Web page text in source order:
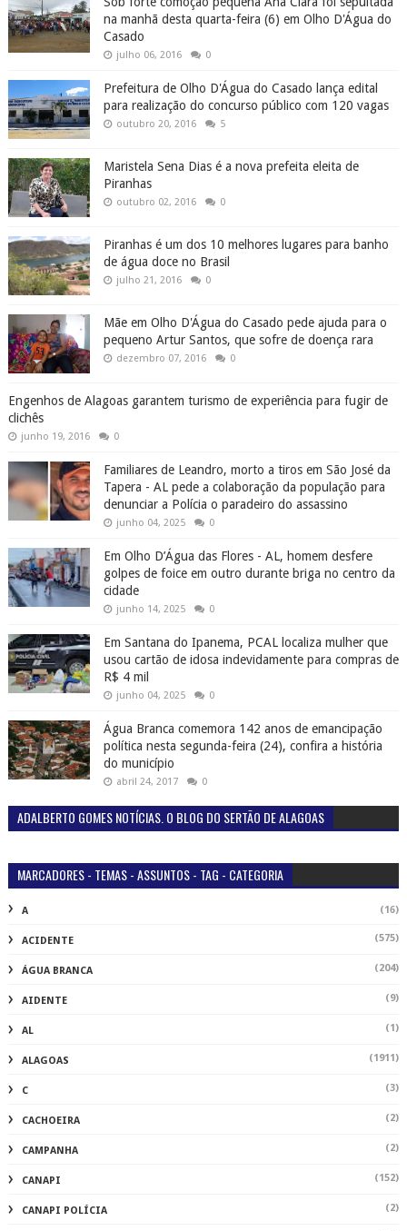
na manhã desta quarta-feira (6) em Olho D'Água do
Casado
julho 06, 2016 0
Prefeitura de Olho D'Água do Casado lança edital
para realização do concurso público com 120 vagas
outubro 20, 2016 5
Maristela Sena Dias é a nova prefeita eleita de
Piranhas
outubro 02, 2016 0
Piranhas é um dos 10 melhores lugares para banho
de água doce no Brasil
julho 21, 2016 0
Mãe em Olho D'Água do Casado pede ajuda para o
pequeno Artur Santos, que sofre de doença rara
dezembro 07, 2016 0
Engenhos de Alagoas garantem turismo de experiência para fugir de
clichês
junho 19, 2016 0
Familiares de Leandro, morto a tiros em São José da
Tapera - AL pede a colaboração da população para
denunciar a Polícia o paradeiro do assassino
junho 04, 2025 0
Em Olho D’Água das Flores - AL, homem desfere
golpes de foice em outro durante briga no centro da
cidade
junho 14, 2025 0
Em Santana do Ipanema, PCAL localiza mulher que
usou cartão de idosa indevidamente para compras de
R$ 4 mil
junho 04, 2025 0
Água Branca comemora 142 anos de emancipação
política nesta segunda-feira (24), confira a história
do município
abril 24, 2017 0
ADALBERTO GOMES NOTÍCIAS. O BLOG DO SERTÃO DE ALAGOAS
MARCADORES - TEMAS - ASSUNTOS - TAG - CATEGORIA
A (16)
ACIDENTE (575)
ÁGUA BRANCA (204)
AIDENTE (9)
AL (1)
ALAGOAS (1911)
C (3)
CACHOEIRA (2)
CAMPANHA (2)
CANAPI (152)
CANAPI POLÍCIA (2)